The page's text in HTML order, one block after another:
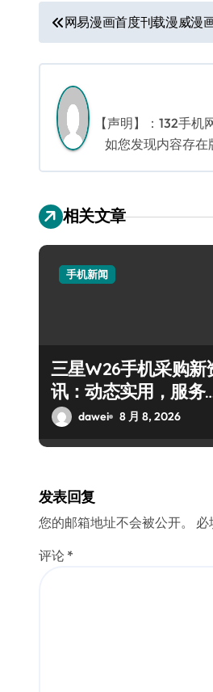
文
章
导
航
网易漫画首度刊载漫威漫
【声明】：132手
如您发现内容存在
相关文章
手机新闻
三星W26手机采购新
讯：动态实用，服务
心全掌握！
dawei 8 月 8, 2026
发表回复
您的邮箱地址不会被公开。 必
评论 *